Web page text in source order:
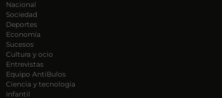
Nacional
Sociedad
Deportes
Economía
Sucesos
Cultura y ocio
Entrevistas
Equipo AntiBulos
Ciencia y tecnología
Infantil